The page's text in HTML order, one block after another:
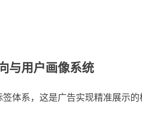
与用户画像系统
体系，这是广告实现精准展示